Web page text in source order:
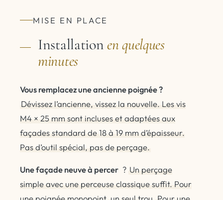
MISE EN PLACE
Installationen quelques
minutes
Vous remplacez une ancienne poignée ?
Dévissez l’ancienne, vissez la nouvelle. Les vis
M4 × 25 mm sont incluses et adaptées aux
façades standard de 18 à 19 mm d’épaisseur.
Pas d’outil spécial, pas de perçage.
Une façade neuve à percer ? Un perçage
simple avec une perceuse classique suffit. Pour